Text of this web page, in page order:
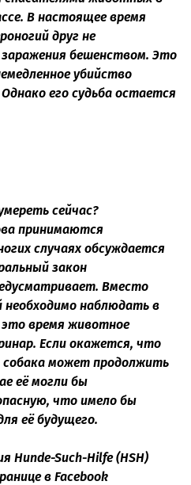
В настоящее время
друг не
бешенством. Это
убийство
его судьба остается
сейчас?
принимаются
случаях обсуждается
закон
Вместо
необходимо наблюдать в
это время животное
Если окажется, что
может продолжить
её могли бы
что имело бы
её будущего.
Hunde-Such-Hilfe (HSH)
в Facebook